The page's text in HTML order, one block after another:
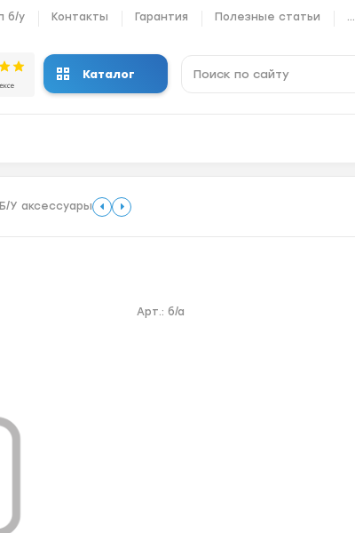
б/у Контакты Гарантия Полезные статьи ...
Каталог
Б/У аксессуары
Арт.:б/а